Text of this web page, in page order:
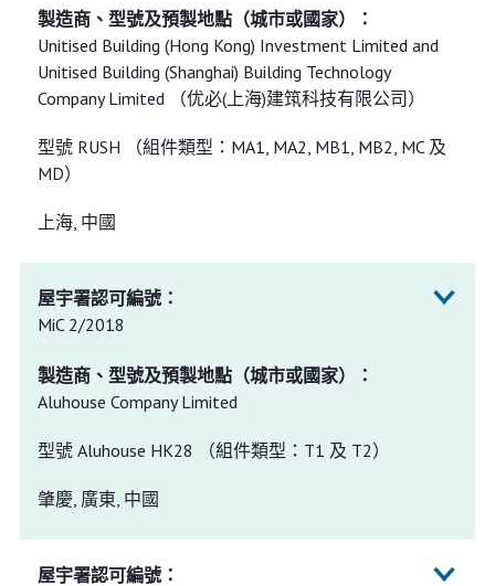
Unitised Building (Hong Kong) Investment Limited and
Unitised Building (Shanghai) Building Technology
Company Limited （优必(上海)建筑科技有限公司）
型號 RUSH （組件類型：MA1, MA2, MB1, MB2, MC 及
MD）
上海, 中國
MiC 2/2018
Aluhouse Company Limited
型號 Aluhouse HK28 （組件類型：T1 及 T2）
肇慶, 廣東, 中國